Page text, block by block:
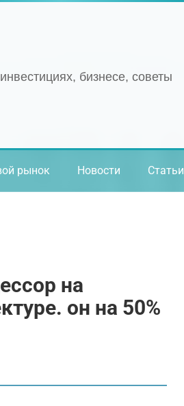
бизнесе, советы
рынок Новости Статьи
на
он на 50%